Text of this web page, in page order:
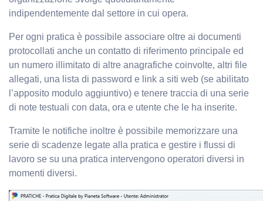
indipendentemente dal settore in cui opera.
Per ogni pratica è possibile associare oltre ai documenti
protocollati anche un contatto di riferimento principale ed
un numero illimitato di altre anagrafiche coinvolte, altri file
allegati, una lista di password e link a siti web (se abilitato
l’apposito modulo aggiuntivo) e tenere traccia di una serie
di note testuali con data, ora e utente che le ha inserite.
Tramite le notifiche inoltre è possibile memorizzare una
serie di scadenze legate alla pratica e gestire i flussi di
lavoro se su una pratica intervengono operatori diversi in
momenti diversi.